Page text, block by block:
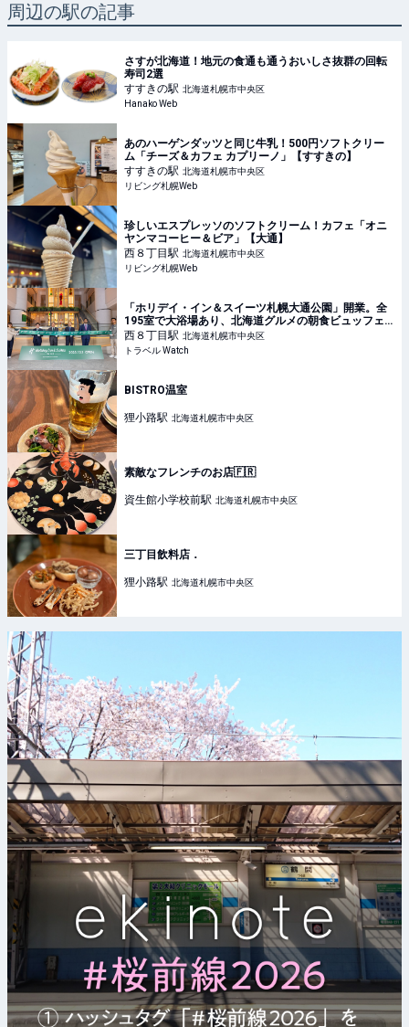
周辺の駅の記事
さすが北海道！地元の食通も通うおいしさ抜群の回転
寿司2選
すすきの駅 北海道札幌市中央区
Hanako Web
あのハーゲンダッツと同じ牛乳！500円ソフトクリー
ム「チーズ＆カフェ カプリーノ」【すすきの】
すすきの駅 北海道札幌市中央区
リビング札幌Web
珍しいエスプレッソのソフトクリーム！カフェ「オニ
ヤンマコーヒー＆ビア」【大通】
西８丁目駅 北海道札幌市中央区
リビング札幌Web
「ホリデイ・イン＆スイーツ札幌大通公園」開業。全
195室で大浴場あり、北海道グルメの朝食ビュッフェ
も
西８丁目駅 北海道札幌市中央区
トラベル Watch
BISTRO温室
狸小路駅 北海道札幌市中央区
素敵なフレンチのお店🇫🇷
資生館小学校前駅 北海道札幌市中央区
三丁目飲料店．
狸小路駅 北海道札幌市中央区